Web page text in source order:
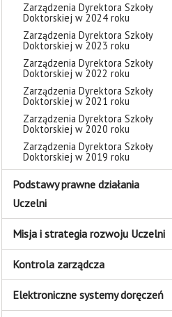
Zarządzenia Dyrektora Szkoły
Doktorskiej w 2024 roku
Zarządzenia Dyrektora Szkoły
Doktorskiej w 2023 roku
Zarządzenia Dyrektora Szkoły
Doktorskiej w 2022 roku
Zarządzenia Dyrektora Szkoły
Doktorskiej w 2021 roku
Zarządzenia Dyrektora Szkoły
Doktorskiej w 2020 roku
Zarządzenia Dyrektora Szkoły
Doktorskiej w 2019 roku
Podstawy prawne działania
Uczelni
Misja i strategia rozwoju Uczelni
Kontrola zarządcza
Elektroniczne systemy doręczeń